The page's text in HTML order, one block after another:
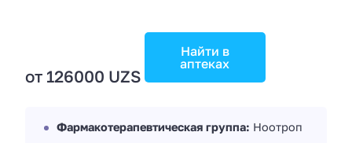
от 126000 UZS
Найти в
аптеках
Фармакотерапевтическая группа: Ноотроп